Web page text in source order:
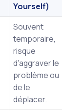
Yourself)
Souvent
temporaire,
risque
d'aggraver le
problème ou
de le
déplacer.